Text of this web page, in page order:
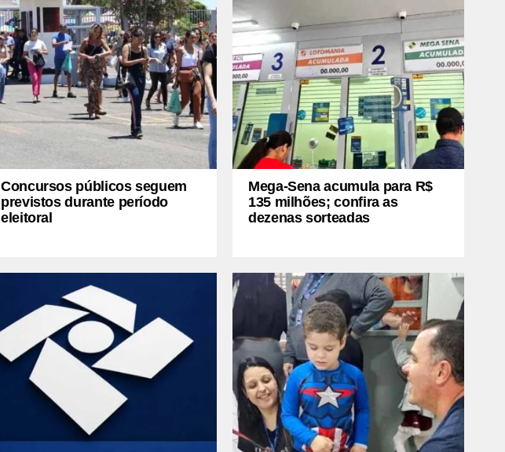
Concursos públicos seguem
previstos durante período
eleitoral
Mega-Sena acumula para R$
135 milhões; confira as
dezenas sorteadas